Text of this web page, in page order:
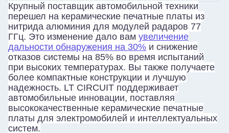
Крупный поставщик автомобильной техники
перешел на керамические печатные платы из
нитрида алюминия для модулей радаров 77
ГГц. Это изменение дало вам увеличение
дальности обнаружения на 30% и снижение
отказов системы на 85% во время испытаний
при высоких температурах. Вы также получаете
более компактные конструкции и лучшую
надежность. LT CIRCUIT поддерживает
автомобильные инновации, поставляя
высококачественные керамические печатные
платы для электромобилей и интеллектуальных
систем.